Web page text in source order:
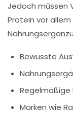
Jedoch müssen
Protein vor
Bewusste
Marken wie